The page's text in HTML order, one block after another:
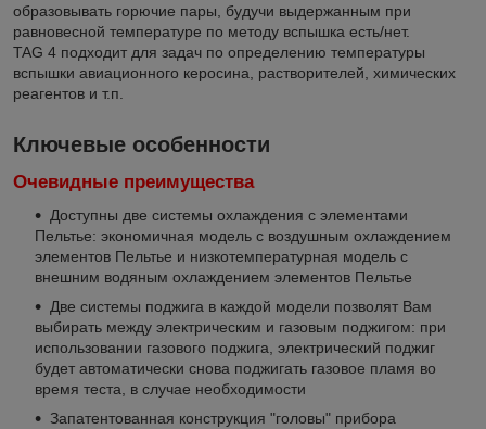
образовывать горючие пары, будучи выдержанным при
равновесной температуре по методу вспышка есть/нет.
TAG 4 подходит для задач по определению температуры
вспышки авиационного керосина, растворителей, химических
реагентов и т.п.
Ключевые особенности
Очевидные преимущества
Доступны две системы охлаждения с элементами
Пельтье: экономичная модель с воздушным охлаждением
элементов Пельтье и низкотемпературная модель с
внешним водяным охлаждением элементов Пельтье
Две системы поджига в каждой модели позволят Вам
выбирать между электрическим и газовым поджигом: при
использовании газового поджига, электрический поджиг
будет автоматически снова поджигать газовое пламя во
время теста, в случае необходимости
Запатентованная конструкция "головы" прибора